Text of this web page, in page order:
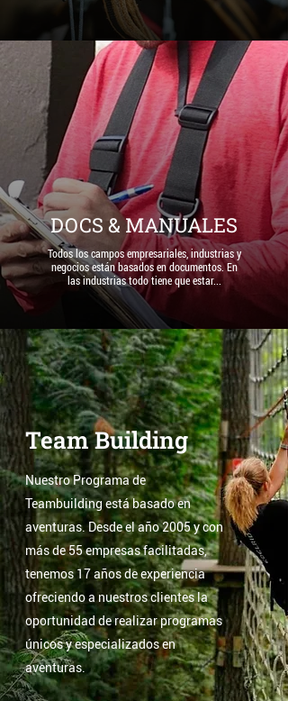
DOCS & MANUALES
Todos los campos empresariales, industrias y
negocios están basados en documentos. En
las industrias todo tiene que estar...
Team Building
Nuestro Programa de
Teambuilding está basado en
aventuras. Desde el año 2005 y con
más de 55 empresas facilitadas,
tenemos 17 años de experiencia
ofreciendo a nuestros clientes la
oportunidad de realizar programas
únicos y especializados en
aventuras.